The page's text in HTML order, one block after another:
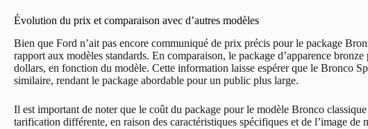
Évolution du prix et comparaison avec d’autres modèles
Bien que Ford n’ait pas encore communiqué de prix précis pour le package
rapport aux modèles standards. En comparaison, le package d’apparence
dollars, en fonction du modèle. Cette information laisse espérer que le Bronco
similaire, rendant le package abordable pour un public plus large.
Il est important de noter que le coût du package pour le modèle Bronco
tarification différente, en raison des caractéristiques spécifiques et de l’image de